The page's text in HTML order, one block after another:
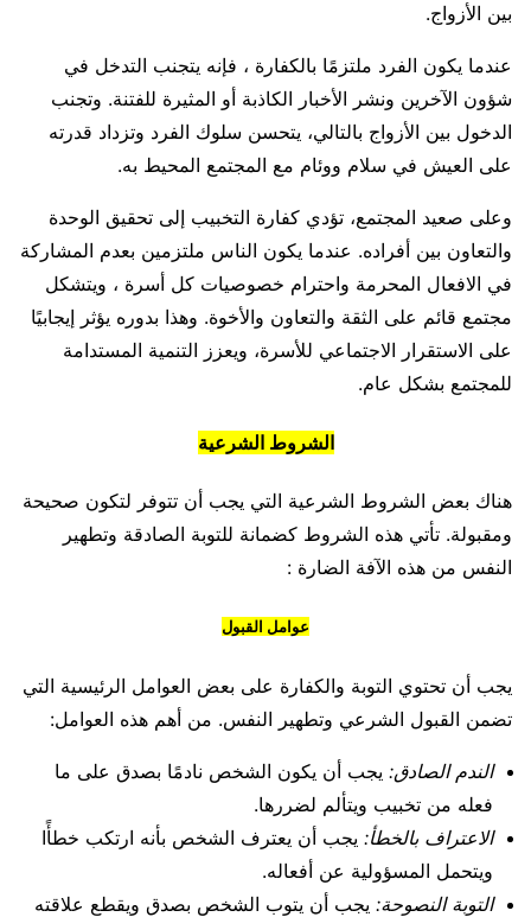
بين الأزواج.
عندما يكون الفرد ملتزمًا بالكفارة ، فإنه يتجنب التدخل في
شؤون الآخرين ونشر الأخبار الكاذبة أو المثيرة للفتنة. وتجنب
الدخول بين الأزواج بالتالي، يتحسن سلوك الفرد وتزداد قدرته
على العيش في سلام ووئام مع المجتمع المحيط به.
وعلى صعيد المجتمع، تؤدي كفارة التخبيب إلى تحقيق الوحدة
والتعاون بين أفراده. عندما يكون الناس ملتزمين بعدم المشاركة
في الافعال المحرمة واحترام خصوصيات كل أسرة ، ويتشكل
مجتمع قائم على الثقة والتعاون والأخوة. وهذا بدوره يؤثر إيجابيًا
على الاستقرار الاجتماعي للأسرة، ويعزز التنمية المستدامة
للمجتمع بشكل عام.
الشروط الشرعية
هناك بعض الشروط الشرعية التي يجب أن تتوفر لتكون صحيحة
ومقبولة. تأتي هذه الشروط كضمانة للتوبة الصادقة وتطهير
النفس من هذه الآفة الضارة :
عوامل القبول
يجب أن تحتوي التوبة والكفارة على بعض العوامل الرئيسية التي
تضمن القبول الشرعي وتطهير النفس. من أهم هذه العوامل:
الندم الصادق: يجب أن يكون الشخص نادمًا بصدق على ما
فعله من تخبيب ويتألم لضررها.
الاعتراف بالخطأ: يجب أن يعترف الشخص بأنه ارتكب خطأًا
ويتحمل المسؤولية عن أفعاله.
التوبة النصوحة: يجب أن يتوب الشخص بصدق ويقطع علاقته